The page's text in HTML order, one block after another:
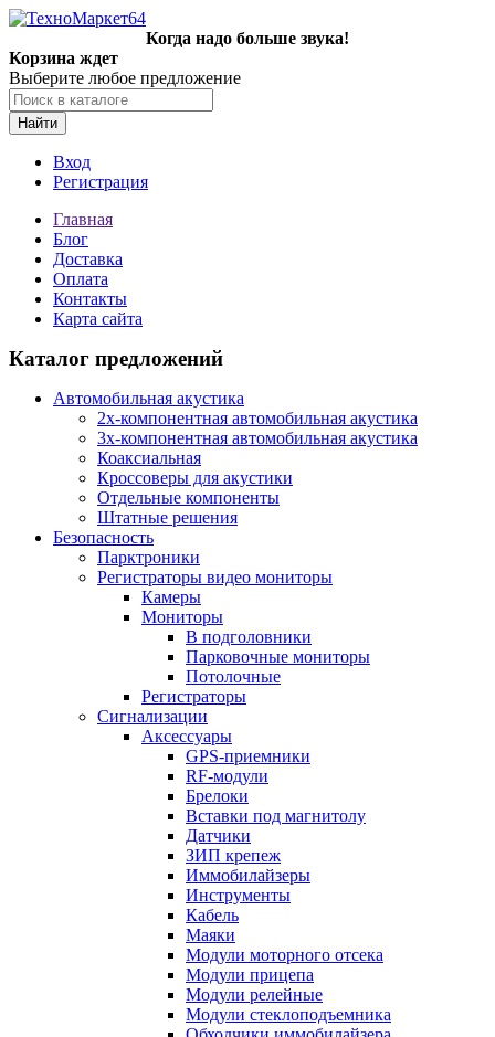
Когда надо больше звука!
Корзина ждет
Выберите любое предложение
Найти
Вход
Регистрация
Главная
Блог
Доставка
Оплата
Контакты
Карта сайта
Каталог предложений
Автомобильная акустика
2х-компонентная автомобильная акустика
3х-компонентная автомобильная акустика
Коаксиальная
Кроссоверы для акустики
Отдельные компоненты
Штатные решения
Безопасность
Парктроники
Регистраторы видео мониторы
Камеры
Мониторы
В подголовники
Парковочные мониторы
Потолочные
Регистраторы
Сигнализации
Аксессуары
GPS-приемники
RF-модули
Брелоки
Вставки под магнитолу
Датчики
ЗИП крепеж
Иммобилайзеры
Инструменты
Кабель
Маяки
Модули моторного отсека
Модули прицепа
Модули релейные
Модули стеклоподъемника